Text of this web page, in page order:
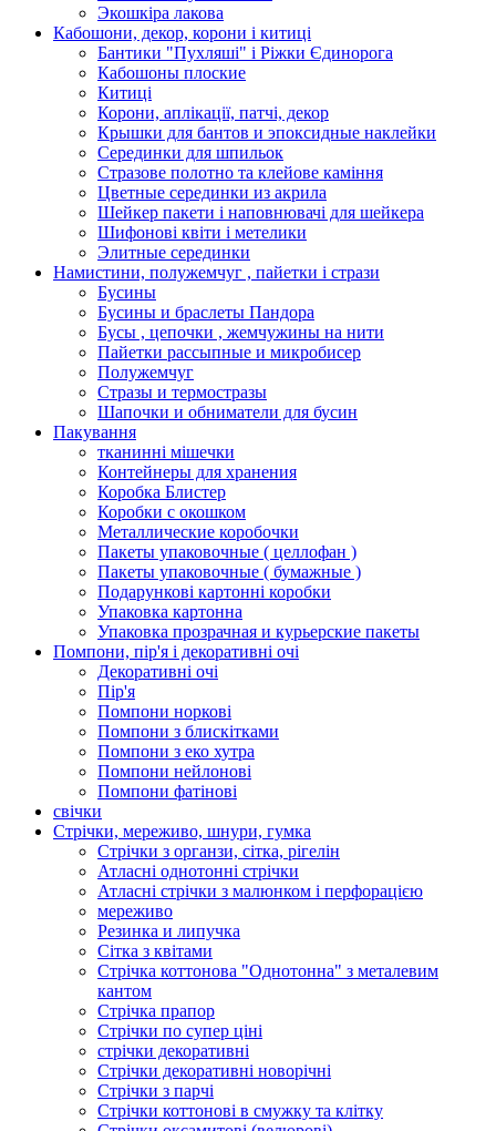
Экошкiра лакова
Кабошони, декор, корони і китиці
Бантики "Пухляші" і Ріжки Єдинорога
Кабошоны плоские
Китиці
Корони, аплікації, патчі, декор
Крышки для бантов и эпоксидные наклейки
Серединки для шпильок
Стразове полотно та клейове каміння
Цветные серединки из акрила
Шейкер пакети і наповнювачі для шейкера
Шифонові квіти і метелики
Элитные серединки
Намистини, полужемчуг , пайетки і стрази
Бусины
Бусины и браслеты Пандора
Бусы , цепочки , жемчужины на нити
Пайетки рассыпные и микробисер
Полужемчуг
Стразы и термостразы
Шапочки и обниматели для бусин
Пакування
тканинні мішечки
Контейнеры для хранения
Коробка Блистер
Коробки с окошком
Металлические коробочки
Пакеты упаковочные ( целлофан )
Пакеты упаковочные ( бумажные )
Подарункові картонні коробки
Упаковка картонна
Упаковка прозрачная и курьерские пакеты
Помпони, пір'я і декоративні очі
Декоративні очі
Пір'я
Помпони норкові
Помпони з блискітками
Помпони з еко хутра
Помпони нейлонові
Помпони фатінові
свічки
Стрічки, мереживо, шнури, гумка
Стрічки з органзи, сітка, рігелін
Атласні однотонні стрічки
Атласні стрічки з малюнком і перфорацією
мереживо
Резинка и липучка
Сітка з квітами
Стрічка коттонова "Однотонна" з металевим
кантом
Стрічка прапор
Стрічки по супер ціні
стрічки декоративні
Стрічки декоративні новорічні
Стрічки з парчі
Стрічки коттонові в смужку та клітку